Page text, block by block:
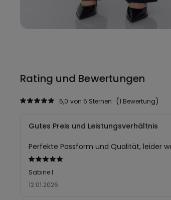
Rating und Bewertungen
1 Bewertung
5,0 von 5 Sternen
Mit
5
von
Gutes Preis und Leistungsverhältnis
Perfekte Passform und Qualität, leider
12.01.2026
Sabine l